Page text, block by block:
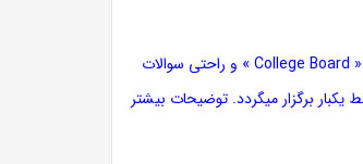
مهمترین تفاوت آزمون YÖS و آزمون SAT را میتوان در تعداد برگزاری sat در طی سال طبق تقویم زمانی موسسه « College Board » و راحتی سوالات
برگزار میگردد. توضیحات بیشتر